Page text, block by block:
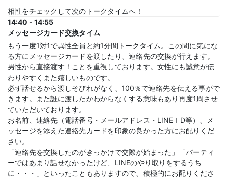
相性をチェックして次のトークタイムへ！
14:40 - 14:55
メッセージカード交換タイム
もう一度1対1で異性全員と約1分間トークタイム。この間に気にな
る方にメッセージカードを渡したり、連絡先の交換が行えます。
男性から直接渡す！ことを重視しております。女性にも誠意が伝
わりやすくまた嬉しいものです。
必ず話せるから渡しそびれがなく、100％で連絡先を伝える事がで
きます。また誰に渡したかわからなくする意味もあり再度1周させ
ていただいております。
お名前、連絡先（電話番号・メールアドレス・LINEＩD等）、メ
ッセージを添えた連絡先カードを印象の良かった方にお配りくだ
さい。
「連絡先を交換したのがきっかけで交際が始まった」「パーティ
ーではあまり話せなかったけど、LINEのやり取りをするうち
に・・・」といったこともありますので、積極的にお配りくださ